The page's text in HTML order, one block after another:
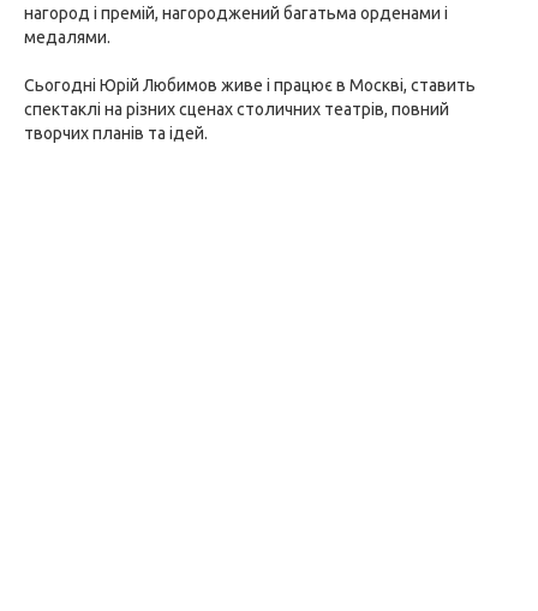
нагород і премій, нагороджений багатьма орденами і
медалями.
Сьогодні Юрій Любимов живе і працює в Москві, ставить
спектаклі на різних сценах столичних театрів, повний
творчих планів та ідей.